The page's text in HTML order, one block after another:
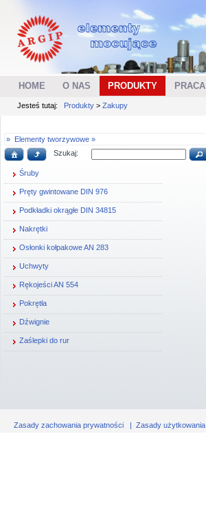
HOME O NAS PRODUKTY PRACA
Jesteś tutaj: Produkty > Zakupy
» Elementy tworzywowe »
Szukaj:
Śruby
Pręty gwintowane DIN 976
Podkładki okrągłe DIN 34815
Nakrętki
Osłonki kołpakowe AN 283
Uchwyty
Rękojeści AN 554
Pokrętła
Dźwignie
Zaślepki do rur
Zasady zachowania prywatności | Zasady użytkowania